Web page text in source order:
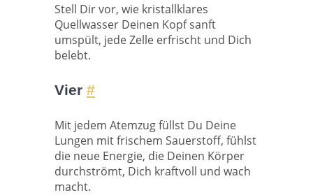
Stell Dir vor, wie kristallklares
Quellwasser Deinen Kopf sanft
umspült, jede Zelle erfrischt und Dich
belebt.
Vier #
Mit jedem Atemzug füllst Du Deine
Lungen mit frischem Sauerstoff, fühlst
die neue Energie, die Deinen Körper
durchströmt, Dich kraftvoll und wach
macht.